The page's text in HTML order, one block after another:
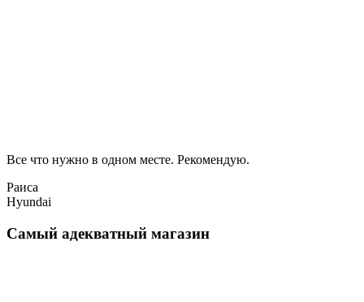
Все что нужно в одном месте. Рекомендую.
Раиса
Hyundai
Самый адекватный магазин